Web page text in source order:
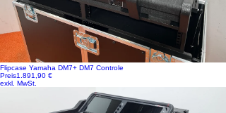
Flipcase Yamaha DM7+ DM7 Controle
Preis1.891,90 €
exkl. MwSt.